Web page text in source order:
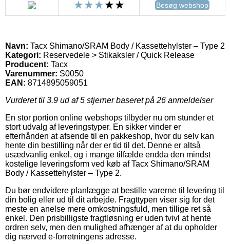
Besøg webshop
Navn: Tacx Shimano/SRAM Body / Kassettehylster – Type 2
Kategori: Reservedele > Stikaksler / Quick Release
Producent: Tacx
Varenummer: S0050
EAN: 8714895059051
Vurderet til 3.9 ud af 5 stjerner baseret på 26 anmeldelser
En stor portion online webshops tilbyder nu om stunder et
stort udvalg af leveringstyper. En sikker vinder er
efterhånden at afsende til en pakkeshop, hvor du selv kan
hente din bestilling når der er tid til det. Denne er altså
usædvanlig enkel, og i mange tilfælde endda den mindst
kostelige leveringsform ved køb af Tacx Shimano/SRAM
Body / Kassettehylster – Type 2.
Du bør endvidere planlægge at bestille varerne til levering til
din bolig eller ud til dit arbejde. Fragttypen viser sig for det
meste en anelse mere omkostningsfuld, men tillige ret så
enkel. Den prisbilligste fragtløsning er uden tvivl at hente
ordren selv, men den mulighed afhænger af at du opholder
dig nærved e-forretningens adresse.